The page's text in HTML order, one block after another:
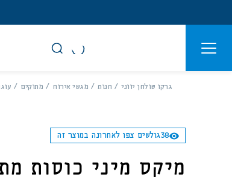
באינסטגרם
גרקו
מגשי
עגלה
פתיחת
גרקו שולחן יווני חנות מגשי אירוח מתוקים
38גולשים צפו לאחרונה במוצר זה
מיקס מיני כוסות